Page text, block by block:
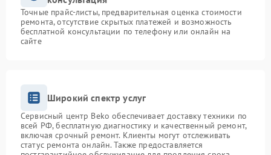
Точные прайс-листы, предварительная оценка стоимости
ремонта, отсутствие скрытых платежей и возможность
бесплатной консультации по телефону или онлайн на
сайте
Широкий спектр услуг
Сервисный центр Beko обеспечивает доставку техники по
всей РФ, бесплатную диагностику и качественный ремонт,
включая срочный ремонт. Клиенты могут отслеживать
статус ремонта онлайн. Также предоставляется